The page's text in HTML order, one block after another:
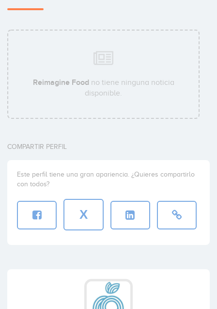
Reimagine Food no tiene ninguna noticia
disponible.
COMPARTIR PERFIL
Este perfil tiene una gran apariencia. ¿Quieres compartirlo
con todos?
X